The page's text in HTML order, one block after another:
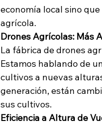
economía local sino
agrícola.
Drones Agrícolas: Más
La fábrica de drones
Estamos hablando de
cultivos a nuevas
generación, están
sus cultivos.
Eficiencia a Altura de